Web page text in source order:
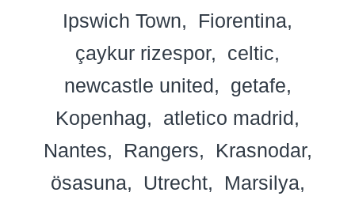
Ipswich Town
Fiorentina
çaykur rizespor
celtic
newcastle united
getafe
Kopenhag
atletico madrid
Nantes
Rangers
Krasnodar
ösasuna
Utrecht
Marsilya